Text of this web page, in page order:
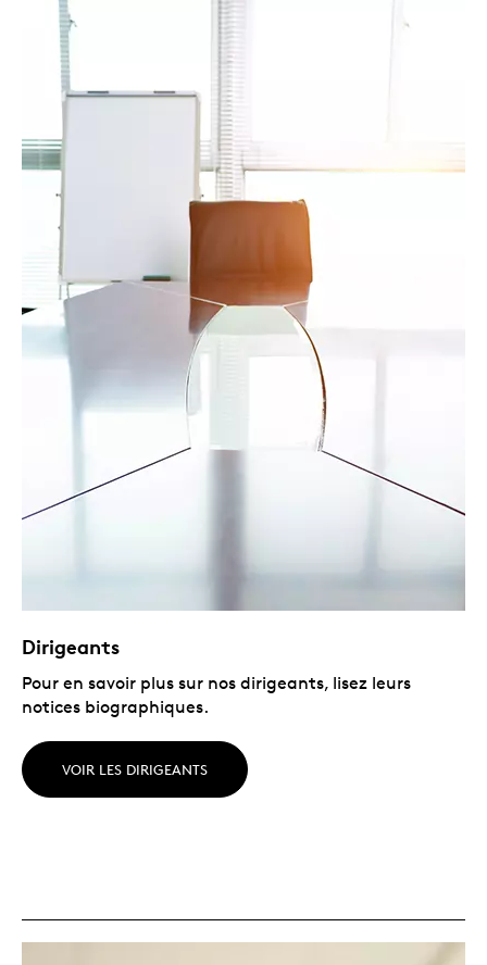
Dirigeants
Pour en savoir plus sur nos dirigeants, lisez leurs
notices biographiques.
VOIR LES DIRIGEANTS